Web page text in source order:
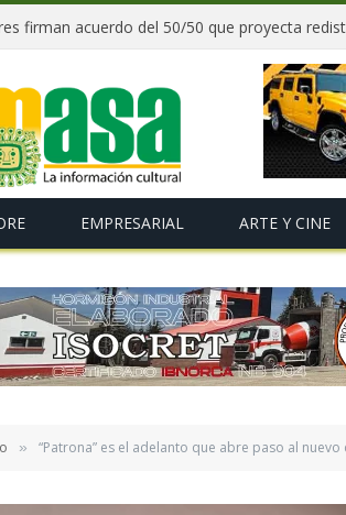
EMPRESARIAL ARTE Y CINE
» “Patrona” es el adelanto que abre paso al nuevo